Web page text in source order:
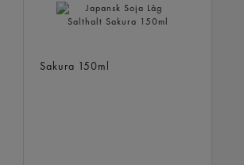
PÅ:
Sakura 150ml